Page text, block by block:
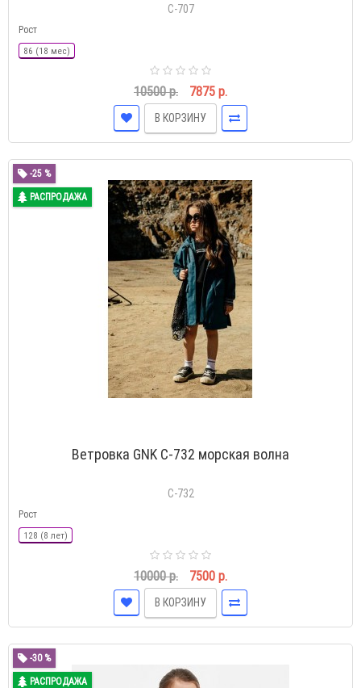
С-707
Рост
86 (18 мес)
10500 р. 7875 р.
В КОРЗИНУ
-25 %
РАСПРОДАЖА
Ветровка GNK С-732 морская волна
С-732
Рост
128 (8 лет)
10000 р. 7500 р.
В КОРЗИНУ
-30 %
РАСПРОДАЖА